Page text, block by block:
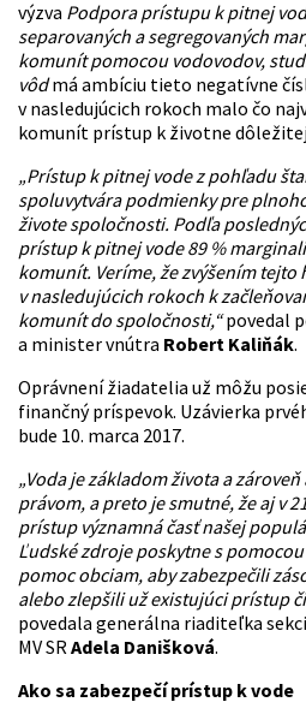
výzva Podpora prístupu k pitnej
separovaných a segregovaných
komunít pomocou vodovodov,
vôdmá ambíciu tieto negatívne
v nasledujúcich rokoch malo čo
komunít prístup k životne
„Prístup k pitnej vode z pohľadu
spoluvytvára podmienky pre
živote spoločnosti. Podľa
prístup k pitnej vode 89 %
komunít. Veríme, že zvýšením
v nasledujúcich rokoch k
komunít do spoločnosti,“povedal
a minister vnútra Robert Kaliňák.
Oprávnení žiadatelia už môžu
finančný príspevok. Uzávierka
bude 10. marca 2017.
„Voda je základom života a
právom, a preto je smutné, že aj v
prístup významná časť našej
Ľudské zdroje poskytne s
pomoc obciam, aby zabezpečili
alebo zlepšili už existujúci prístup
povedala generálna riaditeľka
MV SRAdela Danišková.
Ako sa zabezpečí prístup k vode